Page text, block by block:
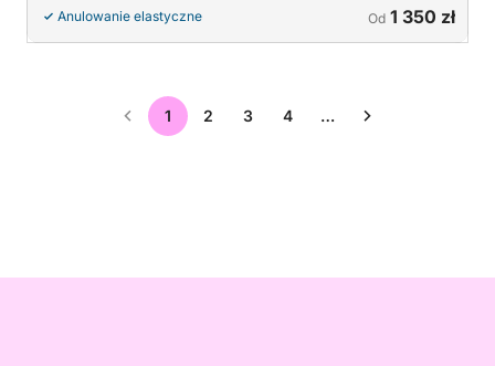
Anulowanie elastyczne Od 1 350 zł
1 2 3 4 …